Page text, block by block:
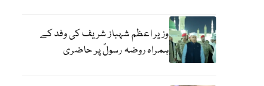
وزیر اعظم شہباز شریف کی وفد کے
ہمراہ روضہ رسولؐ پر حاضری